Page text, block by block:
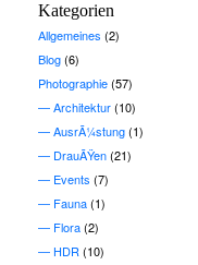
Kategorien
Allgemeines (2)
Blog(6)
Photographie(57)
Architektur(10)
AusrÃ¼stung(1)
DrauÃŸen(21)
Events (7)
Fauna(1)
Flora(2)
HDR(10)